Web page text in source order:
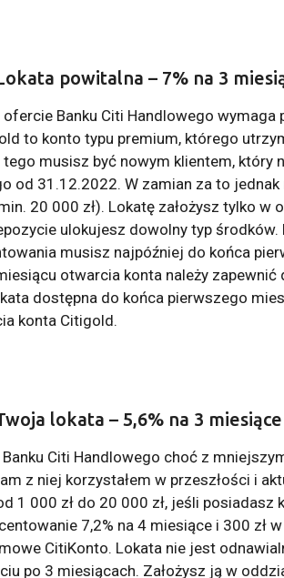
powitalna – 7% na 3
Banku Citi Handlowego
to konto typu premium, którego
musisz być nowym klientem, który
od 31.12.2022. W zamian za to
20 000 zł). Lokatę założysz tylko w
ulokujesz dowolny typ środków.
musisz najpóźniej do końca
otwarcia konta należy
dostępna do końca pierwszego
konta Citigold.
lokata – 5,6% na 3 miesiące
Citi Handlowego choć z
z niej korzystałem w przeszłości i
1 000 zł do 20 000 zł, jeśli
7,2% na 4 miesiące i 300 zł
CitiKonto. Lokata nie jest
po 3 miesiącach. Założysz ją w